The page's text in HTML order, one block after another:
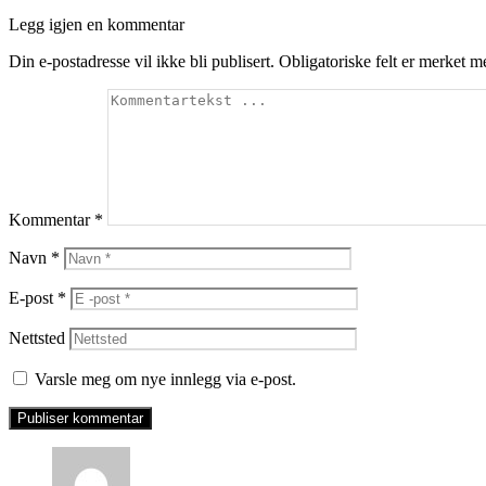
Legg igjen en kommentar
Din e-postadresse vil ikke bli publisert. Obligatoriske felt er merket
Kommentar *
Navn *
E-post *
Nettsted
Varsle meg om nye innlegg via e-post.